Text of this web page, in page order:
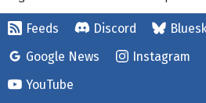
Feeds Discord
Google News
Instagram
YouTube